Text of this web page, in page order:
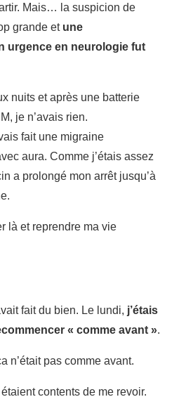
Mais… la suspicion de
grande et une
urgence en neurologie fut
nuits et après une batterie
je n’avais rien.
fait une migraine
aura. Comme j’étais assez
a prolongé mon arrêt jusqu’à
là et reprendre ma vie
fait du bien. Le lundi, j’étais
« comme avant ».
n’était pas comme avant.
contents de me revoir.